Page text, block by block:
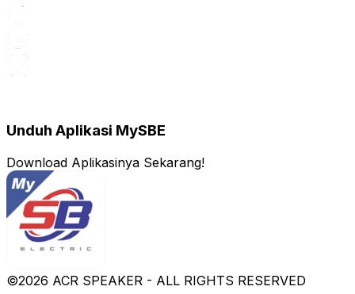
Unduh Aplikasi MySBE
Download Aplikasinya Sekarang!
©2026 ACR SPEAKER - ALL RIGHTS RESERVED